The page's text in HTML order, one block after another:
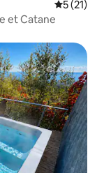
5 (21)
et Catane